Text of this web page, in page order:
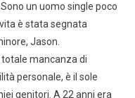
un uomo single poco
è stata segnata
Jason.
mancanza di
personale, è il sole
genitori. A 22 anni era